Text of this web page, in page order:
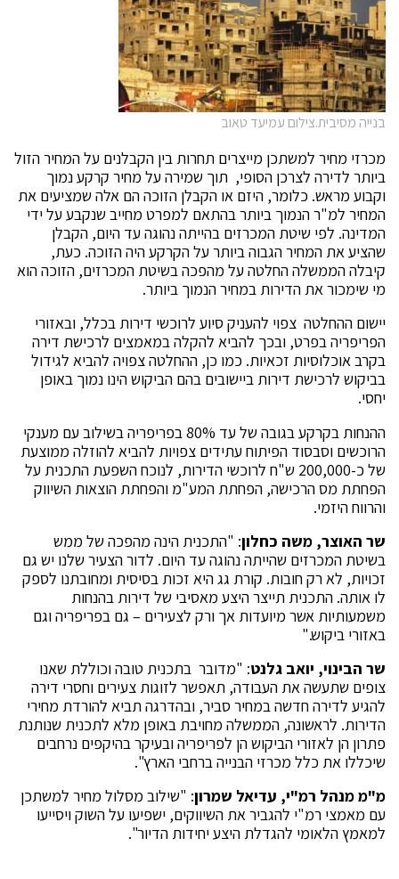
בנייה מסיבית.צילום עמיעד טאוב
מכרזי מחיר למשתכן מייצרים תחרות בין הקבלנים על המחיר הזול
ביותר לדירה לצרכן הסופי, תוך שמירה על מחיר קרקע נמוך
וקבוע מראש. כלומר, היזם או הקבלן הזוכה הם אלה שמציעים את
המחיר למ"ר הנמוך ביותר בהתאם למפרט מחייב שנקבע על ידי
המדינה. לפי שיטת המכרזים בהייתה נהוגה עד היום, הקבלן
שהציע את המחיר הגבוה ביותר על הקרקע היה הזוכה. כעת,
קיבלה הממשלה החלטה על מהפכה בשיטת המכרזים, הזוכה הוא
מי שימכור את הדירות במחיר הנמוך ביותר.
יישום ההחלטה צפוי להעניק סיוע לרוכשי דירות בכלל, ובאזורי
הפריפריה בפרט, ובכך להביא להקלה במאמצים לרכישת דירה
בקרב אוכלוסיות זכאיות. כמו כן, ההחלטה צפויה להביא לגידול
בביקוש לרכישת דירות ביישובים בהם הביקוש הינו נמוך באופן
יחסי.
ההנחות בקרקע בגובה של עד 80% בפריפריה בשילוב עם מענקי
הרוכשים וסבסוד הפיתוח עתידים צפויות להביא להוזלה ממוצעת
של כ-200,000 ש"ח לרוכשי הדירות, לנוכח השפעת התכנית על
הפחתת מס הרכישה, הפחתת המע"מ והפחתת הוצאות השיווק
והרווח היזמי.
שר האוצר, משה כחלון: "התכנית הינה מהפכה של ממש
בשיטת המכרזים שהייתה נהוגה עד היום. לדור הצעיר שלנו יש גם
זכויות, לא רק חובות. קורת גג היא זכות בסיסית ומחובתנו לספק
לו אותה. התכנית תייצר היצע מאסיבי של דירות בהנחות
משמעותיות אשר מיועדות אך ורק לצעירים – גם בפריפריה וגם
באזורי ביקוש."
שר הבינוי, יואב גלנט: "מדובר בתכנית טובה וכוללת שאנו
צופים שתעשה את העבודה, תאפשר לזוגות צעירים וחסרי דירה
להגיע לדירה חדשה במחיר סביר, ובהדרגה תביא להורדת מחירי
הדירות. לראשונה, הממשלה מחויבת באופן מלא לתכנית שנותנת
פתרון הן לאזורי הביקוש הן לפריפריה ובעיקר בהיקפים נרחבים
שיכללו את כלל מכרזי הבנייה ברחבי הארץ".
מ"מ מנהל רמ"י, עדיאל שמרון: "שילוב מסלול מחיר למשתכן
עם מאמצי רמ"י להגביר את השיווקים, ישפיעו על השוק ויסייעו
למאמץ הלאומי להגדלת היצע יחידות הדיור".